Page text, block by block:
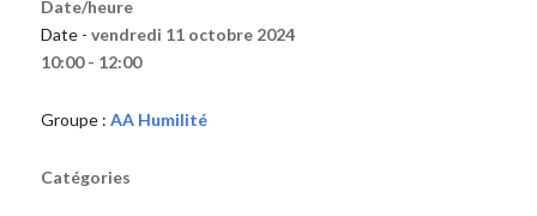
Date/heure
Date - vendredi 11 octobre 2024
10:00 - 12:00
Groupe : AA Humilité
Catégories